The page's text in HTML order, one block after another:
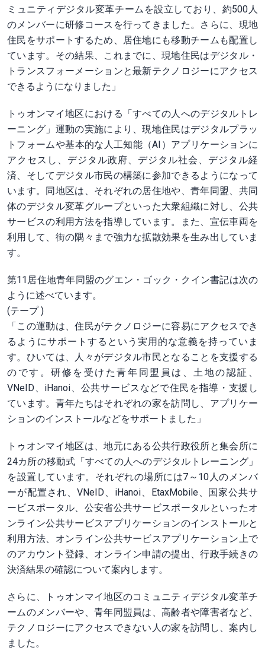
ミュニティデジタル変革チームを設立しており、約500人
のメンバーに研修コースを行ってきました。さらに、現地
住民をサポートするため、居住地にも移動チームも配置し
ています。その結果、これまでに、現地住民はデジタル・
トランスフォーメーションと最新テクノロジーにアクセス
できるようになりました」
トゥオンマイ地区における「すべての人へのデジタルトレ
ーニング」運動の実施により、現地住民はデジタルプラッ
トフォームや基本的な人工知能（AI）アプリケーションに
アクセスし、デジタル政府、デジタル社会、デジタル経
済、そしてデジタル市民の構築に参加できるようになって
います。同地区は、それぞれの居住地や、青年同盟、共同
体のデジタル変革グループといった大衆組織に対し、公共
サービスの利用方法を指導しています。また、宣伝車両を
利用して、街の隅々まで強力な拡散効果を生み出していま
す。
第11居住地青年同盟のグエン・ゴック・クイン書記は次の
ように述べています。
(テープ )
「この運動は、住民がテクノロジーに容易にアクセスでき
るようにサポートするという実用的な意義を持っていま
す。ひいては、人々がデジタル市民となることを支援する
のです。研修を受けた青年同盟員は、土地の認証、
VNeID、iHanoi、公共サービスなどで住民を指導・支援し
ています。青年たちはそれぞれの家を訪問し、アプリケー
ションのインストールなどをサポートました」
トゥオンマイ地区は、地元にある公共行政役所と集会所に
24カ所の移動式「すべての人へのデジタルトレーニング」
を設置しています。それぞれの場所には7～10人のメンバ
ーが配置され、VNeID、iHanoi、EtaxMobile、国家公共サ
ービスポータル、公安省公共サービスポータルといったオ
ンライン公共サービスアプリケーションのインストールと
利用方法、オンライン公共サービスアプリケーション上で
のアカウント登録、オンライン申請の提出、行政手続きの
決済結果の確認について案内します。
さらに、トゥオンマイ地区のコミュニティデジタル変革チ
ームのメンバーや、青年同盟員は、高齢者や障害者など、
テクノロジーにアクセスできない人の家を訪問し、案内し
ました。